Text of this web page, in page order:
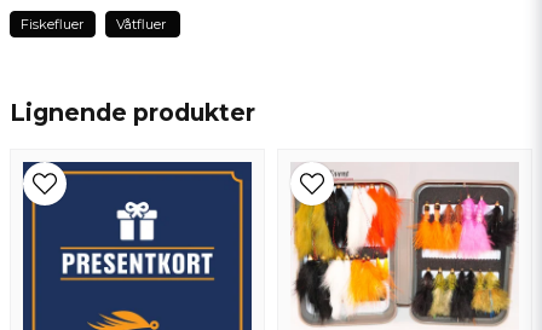
Lignende produkter
Navn
email
Epostadresse
Ja, du kan publisere spørsmålet mitt
Fiskefluer Våtfluer